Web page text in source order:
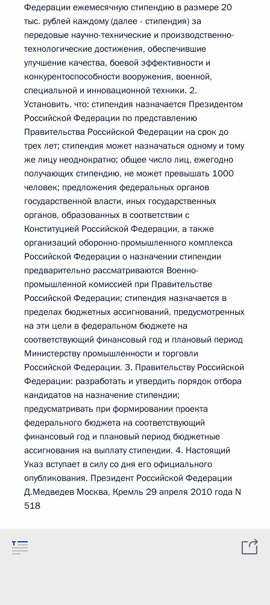
Федерации ежемесячную стипендию в размере 20
тыс. рублей каждому (далее - стипендия) за
передовые научно-технические и производственно-
технологические достижения, обеспечившие
улучшение качества, боевой эффективности и
конкурентоспособности вооружения, военной,
специальной и инновационной техники. 2.
Установить, что: стипендия назначается Президентом
Российской Федерации по представлению
Правительства Российской Федерации на срок до
трех лет; стипендия может назначаться одному и тому
же лицу неоднократно; общее число лиц, ежегодно
получающих стипендию, не может превышать 1000
человек; предложения федеральных органов
государственной власти, иных государственных
органов, образованных в соответствии с
Конституцией Российской Федерации, а также
организаций оборонно-промышленного комплекса
Российской Федерации о назначении стипендии
предварительно рассматриваются Военно-
промышленной комиссией при Правительстве
Российской Федерации; стипендия назначается в
пределах бюджетных ассигнований, предусмотренных
на эти цели в федеральном бюджете на
соответствующий финансовый год и плановый период
Министерству промышленности и торговли
Российской Федерации. 3. Правительству Российской
Федерации: разработать и утвердить порядок отбора
кандидатов на назначение стипендии;
предусматривать при формировании проекта
федерального бюджета на соответствующий
финансовый год и плановый период бюджетные
ассигнования на выплату стипендии. 4. Настоящий
Указ вступает в силу со дня его официального
опубликования. Президент Российской Федерации
Д.Медведев Москва, Кремль 29 апреля 2010 года N
518